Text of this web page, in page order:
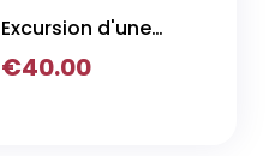
Excursion d'une
journée d'Agadir à
€40.00